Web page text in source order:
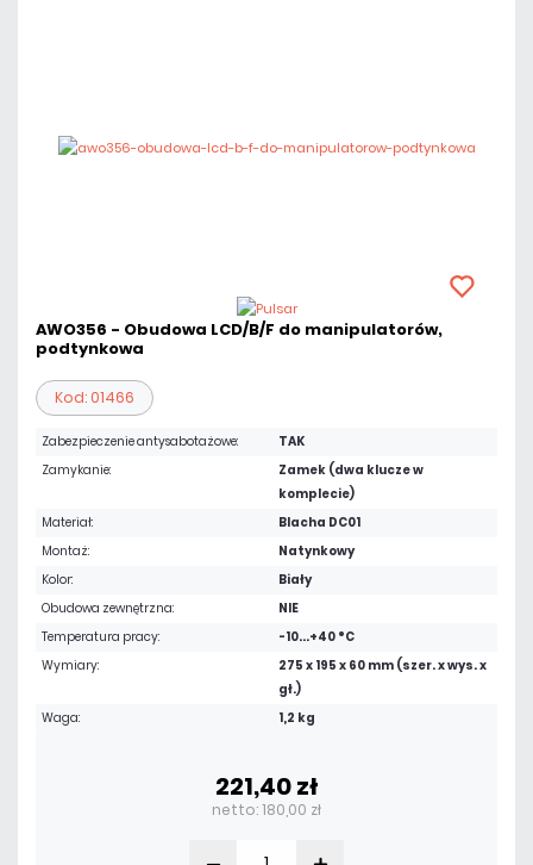
AWO356 - Obudowa LCD/B/F do manipulatorów,
podtynkowa
Kod: 01466
Zabezpieczenie antysabotażowe:
TAK
Zamykanie:
Zamek (dwa klucze w
komplecie)
Materiał:
Blacha DC01
Montaż:
Natynkowy
Kolor:
Biały
Obudowa zewnętrzna:
NIE
Temperatura pracy:
-10...+40 °C
Wymiary:
275 x 195 x 60 mm (szer. x wys. x
gł.)
Waga:
1,2 kg
221,40 zł
netto: 180,00 zł